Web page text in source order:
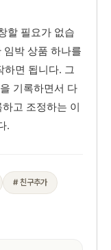
할 필요가 없습
박 상품 하나를
하면 됩니다. 그
기록하면서 다
고 조정하는 이
.
# 친구추가